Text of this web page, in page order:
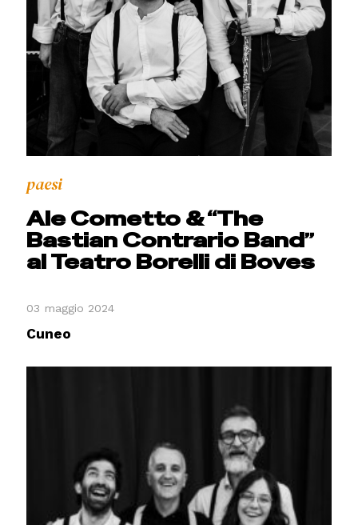
paesi
Ale Cometto & “The
Bastian Contrario Band”
al Teatro Borelli di Boves
03 maggio 2024
Cuneo